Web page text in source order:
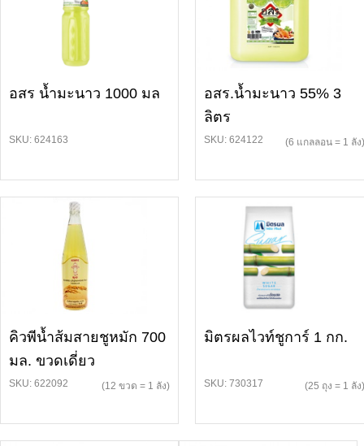
อสร น้ำมะนาว 1000 มล
SKU: 624163
อสร.น้ำมะนาว 55% 3
ลิตร
SKU: 624122 (6 แกลลอน = 1 ลัง)
คิวพีน้ำส้มสายชูหมัก 700
มล. ขวดเดี่ยว
SKU: 622092 (12 ขวด = 1 ลัง)
มิตรผลไวท์ชูการ์ 1 กก.
SKU: 730317 (25 ถุง = 1 ลัง)